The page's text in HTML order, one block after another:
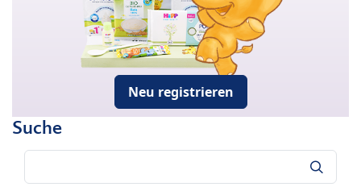
Neu registrieren
Suche